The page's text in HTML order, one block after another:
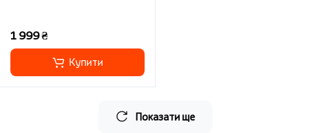
1 999 ₴
Купити
Показати ще